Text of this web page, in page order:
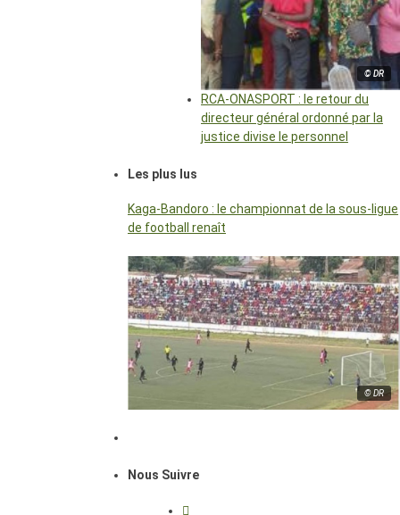
© DR
RCA-ONASPORT : le retour du
directeur général ordonné par la
justice divise le personnel
Les plus lus
Kaga-Bandoro : le championnat de la sous-ligue
de football renaît
© DR
Nous Suivre